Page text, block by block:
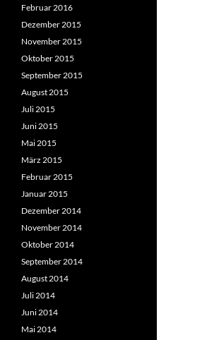
Februar 2016
Dezember 2015
November 2015
Oktober 2015
September 2015
August 2015
Juli 2015
Juni 2015
Mai 2015
März 2015
Februar 2015
Januar 2015
Dezember 2014
November 2014
Oktober 2014
September 2014
August 2014
Juli 2014
Juni 2014
Mai 2014